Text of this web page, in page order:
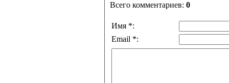
Всего комментариев: 0
Имя *:
Email *: